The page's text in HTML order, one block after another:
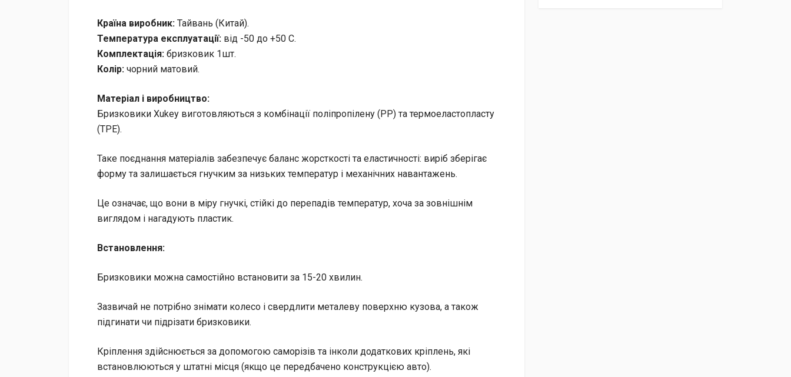
Країна виробник: Тайвань (Китай).
Температура експлуатації: від -50 до +50 C.
Комплектація: бризковик 1шт.
Колір: чорний матовий.
Матеріал і виробництво:
Бризковики Xukey виготовляються з комбінації поліпропілену (PP) та термоеластопласту
(TPE).
Таке поєднання матеріалів забезпечує баланс жорсткості та еластичності: виріб зберігає
форму та залишається гнучким за низьких температур і механічних навантажень.
Це означає, що вони в міру гнучкі, стійкі до перепадів температур, хоча за зовнішнім
виглядом і нагадують пластик.
Встановлення:
Бризковики можна самостійно встановити за 15-20 хвилин.
Зазвичай не потрібно знімати колесо і свердлити металеву поверхню кузова, а також
підгинати чи підрізати бризковики.
Кріплення здійснюється за допомогою саморізів та інколи додаткових кріплень, які
встановлюються у штатні місця (якщо це передбачено конструкцією авто).